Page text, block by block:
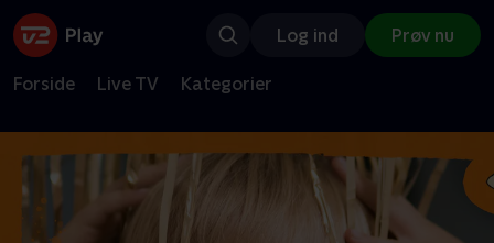
Log ind Prøv nu
Forside Live TV Kategorier